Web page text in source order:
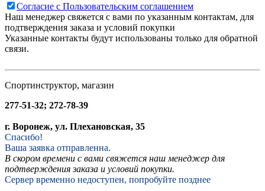
Согласие с Пользовательским соглашением
Наш менеджер свяжется с вами по указанным контактам, для
подтверждения заказа и условий покупки
Указанные контакты будут использованы только для обратной
связи.
Спортинструктор, магазин
277-51-32; 272-78-39
г. Воронеж, ул. Плехановская, 35
Спасибо!
Ваша заявка отправленна.
В скором времени с вами свяжется наш менеджер для
подтверждения заказа и условий покупки.
Сервер временно недоступен, попробуйте позднее